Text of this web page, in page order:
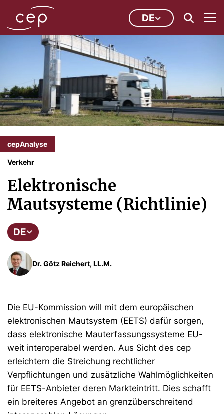
DE
cepAnalyse
Verkehr
Elektronische
Mautsysteme (Richtlinie)
DE
Dr. Götz Reichert, LL.M.
Die EU-Kommission will mit dem europäischen
elektronischen Mautsystem (EETS) dafür sorgen,
dass elektronische Mauterfassungssysteme EU-
weit interoperabel werden. Aus Sicht des cep
erleichtern die Streichung rechtlicher
Verpflichtungen und zusätzliche Wahlmöglichkeiten
für EETS-Anbieter deren Markteintritt. Dies schafft
ein breiteres Angebot an grenzüberschreitend